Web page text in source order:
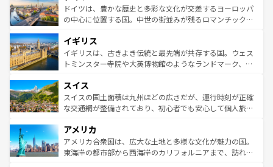
性で訪れる人を魅了する。 なお、新着のスペイン情報は コ
ンテンツ一覧を参照してほしい。
聖堂、美しいビーチ、そして豊かな自然が、訪れる者を心
から魅了する。また、フランスは美食の国としても知ら
いる。シャンパンの発祥地であるランス、プロヴァンスの
香り高いラベンダー畑など、多彩な楽しみ方が可能だ。さ
らに、パリ以外の地域にも魅力が溢れており、どの街角に
れる地方に足を運ぶとそれぞれで全く異なる文化を体験で
きるだろう。 なお、新着のフランス情報はコンテンツ一覧
を参照してほしい。
ドイツは、豊かな歴史と多彩な文化が交差するヨーロッパ
の中心に位置する国。中世の街並みが残るロマンチック街
顔を持つこの国は、どこを歩いても飽きることがない。ベ
ルリンの文化的活気、バイエルン州のアルプスの絶景、そ
してライン川沿いのワイン畑といった風景は必見。ビール
は、お酒好きな人にはぜひ体験してほしい。 なお、新着の
ドイツ情報はコンテンツ一覧を参照してほしい。
イギリス
イギリスは、古きよき伝統と最先端が共存する国。ウェス
トミンスター寺院や大英博物館のようなランドマーク、歴
リアごとに異なる魅力がある。また、優雅なアフタヌーン
ティー、ビール好きにはたまらない英国パブ、サッカー観
戦など、本場だからこそできる体験も豊富。イギリスを旅
ンツ一覧を参照してほしい。
スイス
スイスの国土面積は九州ほどの広さだが、運行時刻が正確
な交通網が整備されており、初心者でも安心して個人旅行
の建物がそのまま残る町や、スイスならではのユニークな
博物館もあり、アルプス観光だけでなく町歩きも満喫する
ことができる。国民の所得が高いため物価も高いが、旅行
アメリカ
アメリカ合衆国は、広大な土地と多様な文化が魅力の国。
東海岸の都市部から西海岸のカリフォルニアまで、訪れる